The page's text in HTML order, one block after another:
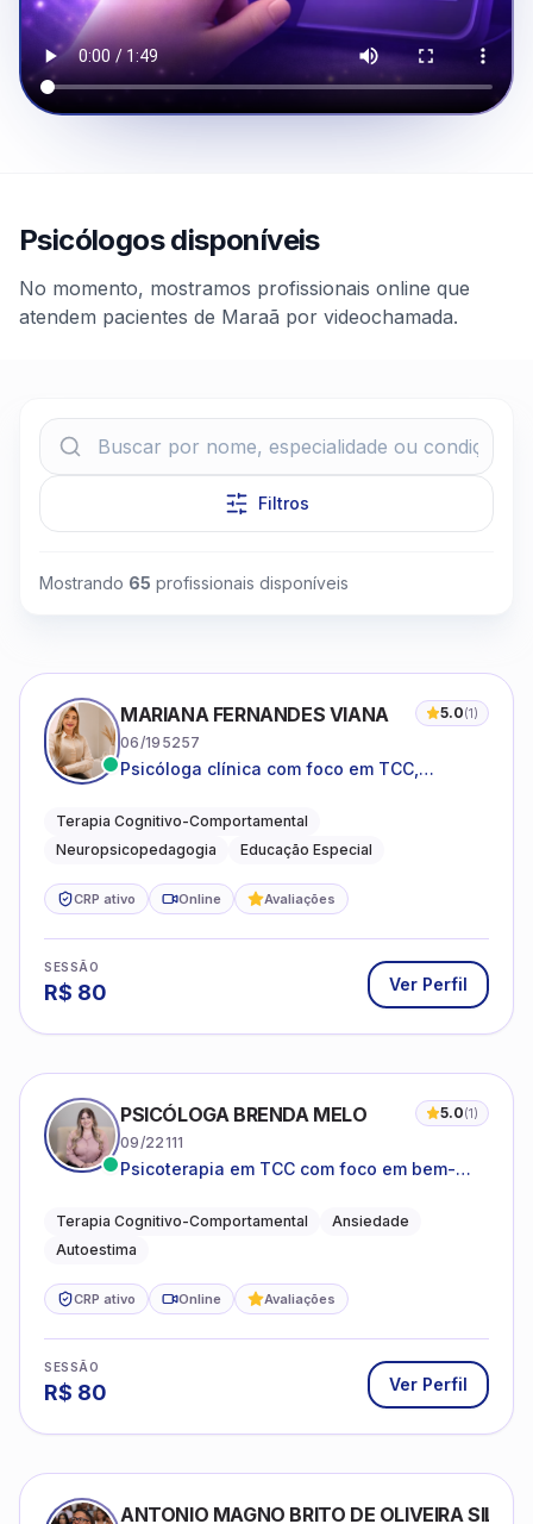
Clique para assistir
Psicólogos disponíveis
No momento, mostramos profissionais online que
atendem pacientes de Maraã por videochamada.
Filtros
Mostrando 65 profissionais disponíveis
MARIANA FERNANDES VIANA 5.0(1)
06/195257
Psicóloga clínica com foco em TCC,
do neurodesenvolvimento.
Terapia Cognitivo-Comportamental
Neuropsicopedagogia
Educação Especial
CRP ativo Online Avaliações
SESSÃO
R$ 80 Ver Perfil
PSICÓLOGA BRENDA MELO 5.0(1)
09/22111
Psicoterapia em TCC com foco em bem-
o cotidiano
Terapia Cognitivo-Comportamental
Ansiedade
Autoestima
CRP ativo Online Avaliações
SESSÃO
R$ 80 Ver Perfil
ANTONIO MAGNO BRITO DE OLIVEIRA SILVA